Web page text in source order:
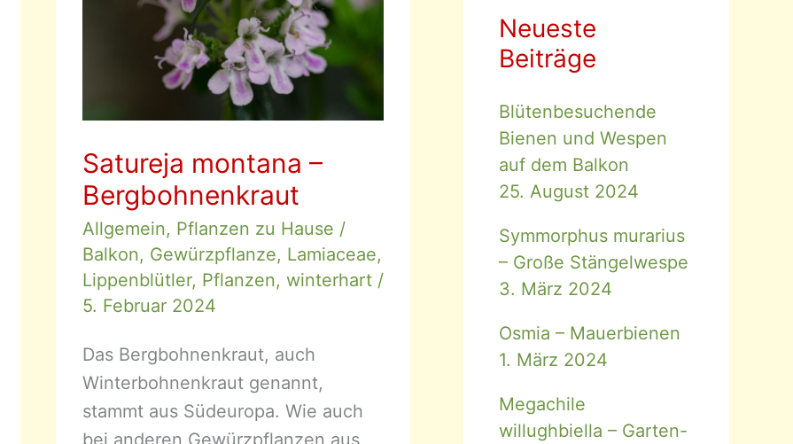
Satureja montana –
Bergbohnenkraut
Allgemein, Pflanzen zu Hause /
Balkon, Gewürzpflanze, Lamiaceae,
Lippenblütler, Pflanzen, winterhart /
5. Februar 2024
Das Bergbohnenkraut, auch
Winterbohnenkraut genannt,
stammt aus Südeuropa. Wie auch
bei anderen Gewürzpflanzen aus
Neueste
Beiträge
Blütenbesuchende
Bienen und Wespen
auf dem Balkon
25. August 2024
Symmorphus murarius
– Große Stängelwespe
3. März 2024
Osmia – Mauerbienen
1. März 2024
Megachile
willughbiella – Garten-